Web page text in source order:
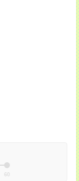
60